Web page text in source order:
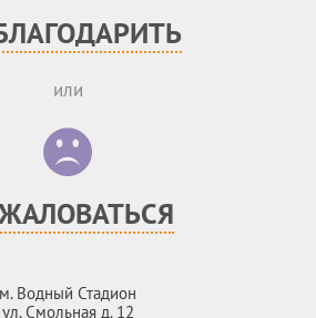
или
м. Водный Стадион
ул. Смольная д. 12